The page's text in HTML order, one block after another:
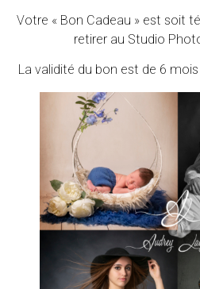
Votre « Bon Cadeau » est soit
retirer au Studio
La validité du bon est de 6